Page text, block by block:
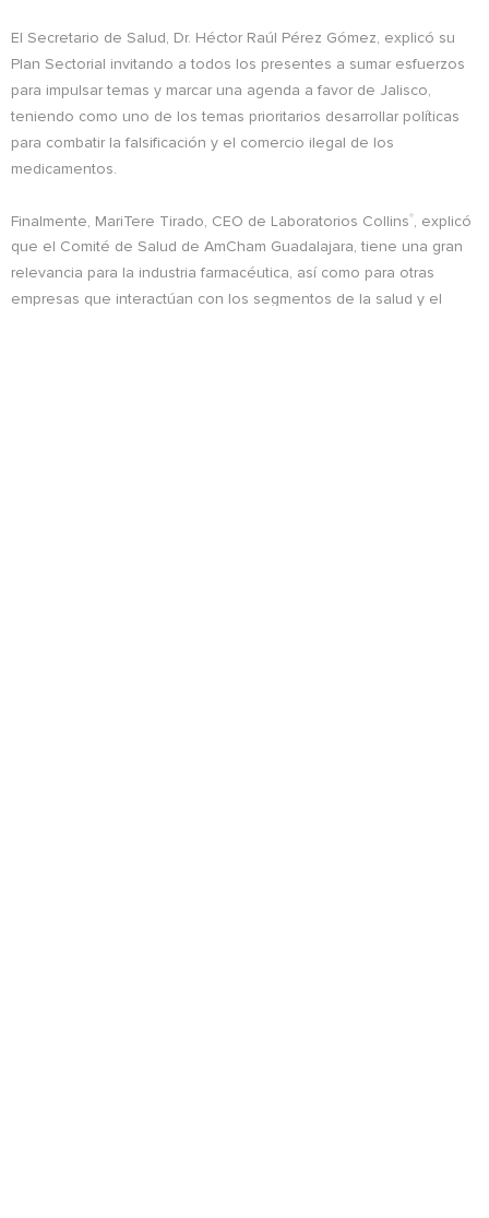
El Secretario de Salud, Dr. Héctor Raúl Pérez Gómez, explicó su
Plan Sectorial invitando a todos los presentes a sumar esfuerzos
para impulsar temas y marcar una agenda a favor de Jalisco,
teniendo como uno de los temas prioritarios desarrollar políticas
para combatir la falsificación y el comercio ilegal de los
medicamentos.
Finalmente, MariTere Tirado, CEO de Laboratorios Collins®, explicó
que el Comité de Salud de AmCham Guadalajara, tiene una gran
relevancia para la industria farmacéutica, así como para otras
empresas que interactúan con los segmentos de la salud y el